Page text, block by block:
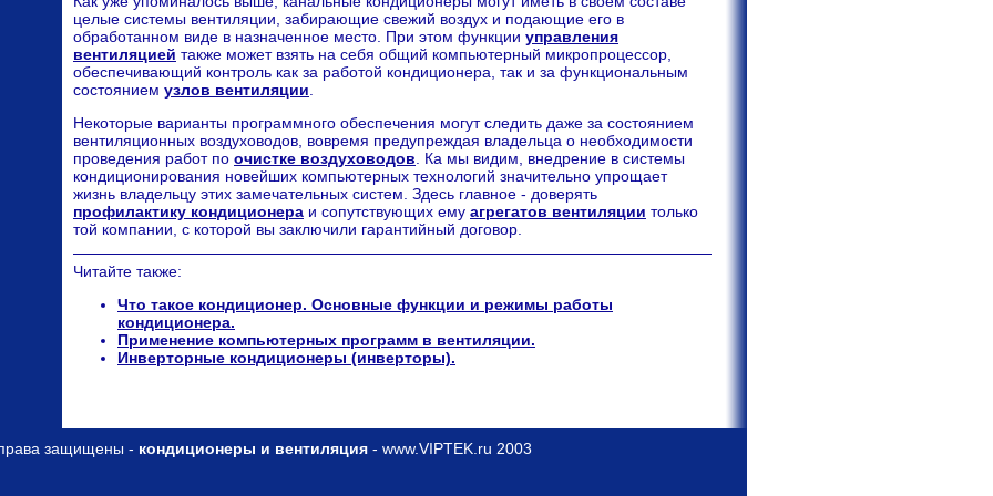
целые системы вентиляции, забирающие свежий воздух и подающие его в
обработанном виде в назначенное место. При этом функции управления
вентиляцией также может взять на себя общий компьютерный микропроцессор,
обеспечивающий контроль как за работой кондиционера, так и за функциональным
состоянием узлов вентиляции.
Некоторые варианты программного обеспечения могут следить даже за состоянием
вентиляционных воздуховодов, вовремя предупреждая владельца о необходимости
проведения работ по очистке воздуховодов. Ка мы видим, внедрение в системы
кондиционирования новейших компьютерных технологий значительно упрощает
жизнь владельцу этих замечательных систем. Здесь главное - доверять
профилактику кондиционера и сопутствующих ему агрегатов вентиляции только
той компании, с которой вы заключили гарантийный договор.
Читайте также:
Что такое кондиционер. Основные функции и режимы работы
кондиционера.
Применение компьютерных программ в вентиляции.
Инверторные кондиционеры (инверторы).
защищены - кондиционеры и вентиляция- www.VIPTEK.ru 2003